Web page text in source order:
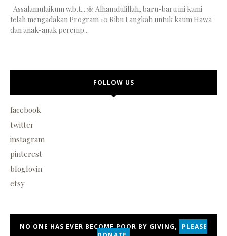
Assalamulaikum w.b.t... 🌼 Alhamdulillah, baru-baru ini kami
telah mengadakan Program 10 Ribu Langkah untuk kaum Hawa
dan anak-anak peremp...
FOLLOW US
facebook
twitter
instagram
pinterest
bloglovin
etsy
NO ONE HAS EVER BECOME POOR BY GIVING,
PLEASE